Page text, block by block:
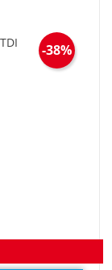
-38%